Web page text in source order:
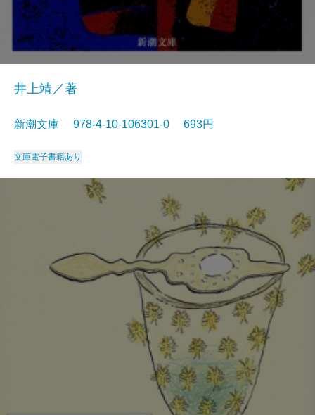
井上靖／著
新潮文庫 978-4-10-106301-0 693円
文庫電子書籍あり